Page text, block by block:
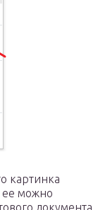
картинка
ее можно
документа.